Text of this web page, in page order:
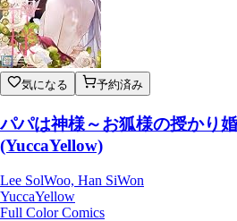
気になる 予約済み
パパは神様～お狐様の授かり
(YuccaYellow)
Lee SolWoo, Han SiWon
YuccaYellow
Full Color Comics